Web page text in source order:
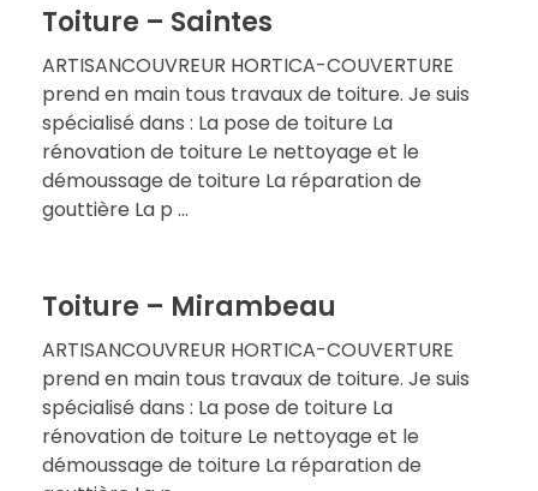
Toiture – Saintes
ARTISANCOUVREUR HORTICA-COUVERTURE
prend en main tous travaux de toiture. Je suis
spécialisé dans : La pose de toiture La
rénovation de toiture Le nettoyage et le
démoussage de toiture La réparation de
gouttière La p ...
Toiture – Mirambeau
ARTISANCOUVREUR HORTICA-COUVERTURE
prend en main tous travaux de toiture. Je suis
spécialisé dans : La pose de toiture La
rénovation de toiture Le nettoyage et le
démoussage de toiture La réparation de